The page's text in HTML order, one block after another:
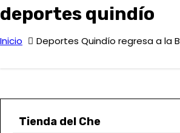
deportes quindío
Inicio Deportes Quindío regresa a la B
Tienda del Che